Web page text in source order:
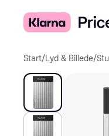
Start/Lyd & Billede/